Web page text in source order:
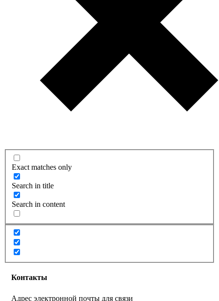
Exact matches only
Search in title
Search in content
Контакты
Адрес электронной почты для связи